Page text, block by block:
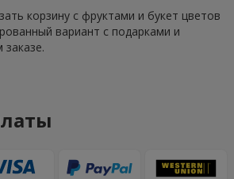
корзину с фруктами и букет цветов
вариант с подарками и